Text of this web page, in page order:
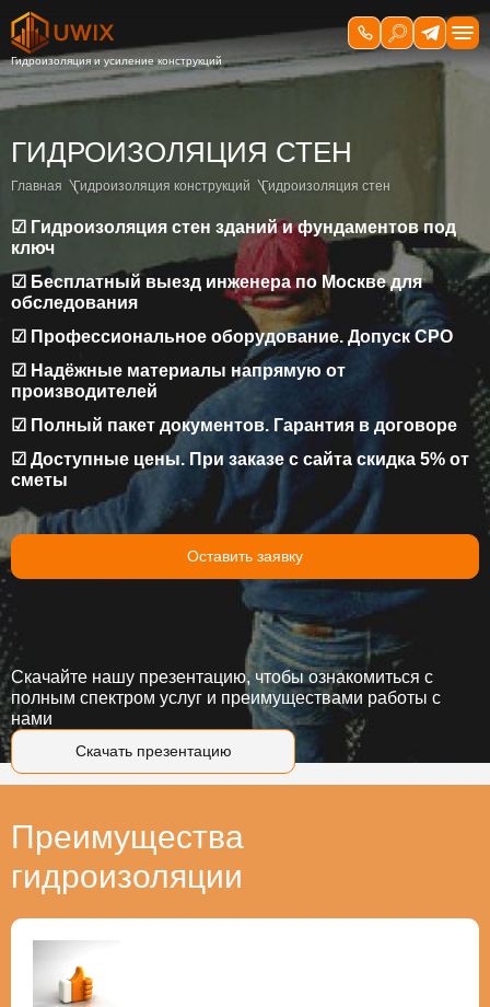
ГИДРОИЗОЛЯЦИЯ СТЕН
Главная Гидроизоляция конструкций Гидроизоляция стен
☑ Гидроизоляция стен зданий и фундаментов под
ключ
☑ Бесплатный выезд инженера по Москве для
обследования
☑ Профессиональное оборудование. Допуск СРО
☑ Надёжные материалы напрямую от
производителей
☑ Полный пакет документов. Гарантия в договоре
☑ Доступные цены. При заказе с сайта скидка 5% от
сметы
Оставить заявку
Скачать презентацию
Скачайте нашу презентацию, чтобы ознакомиться с
полным спектром услуг и преимуществами работы с
нами
Преимущества
гидроизоляции